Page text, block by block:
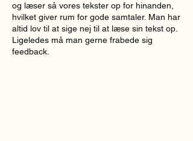
og læser så vores tekster op for hinanden,
hvilket giver rum for gode samtaler. Man har
altid lov til at sige nej til at læse sin tekst op.
Ligeledes må man gerne frabede sig
feedback.